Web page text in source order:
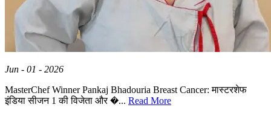
Jun - 01 - 2026
MasterChef Winner Pankaj Bhadouria Breast Cancer: मास्टरशेफ
इंडिया सीजन 1 की विजेता और �... Read More